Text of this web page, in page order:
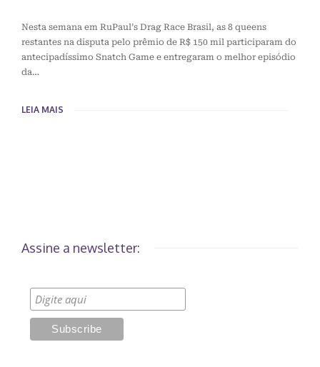
Nesta semana em RuPaul’s Drag Race Brasil, as 8 queens
restantes na disputa pelo prêmio de R$ 150 mil participaram do
antecipadíssimo Snatch Game e entregaram o melhor episódio
da…
LEIA MAIS
Assine a newsletter: